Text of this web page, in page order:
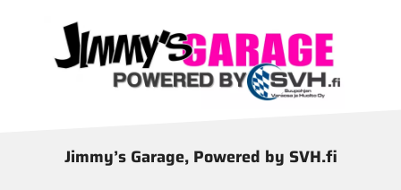
Jimmy’s Garage, Powered by SVH.fi